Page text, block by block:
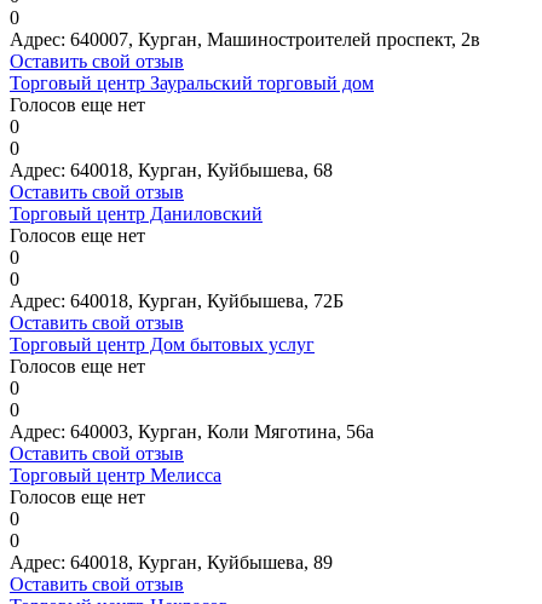
0
Адрес: 640007, Курган, Машиностроителей проспект, 2в
Оставить свой отзыв
Торговый центр Зауральский торговый дом
Голосов еще нет
0
0
Адрес: 640018, Курган, Куйбышева, 68
Оставить свой отзыв
Торговый центр Даниловский
Голосов еще нет
0
0
Адрес: 640018, Курган, Куйбышева, 72Б
Оставить свой отзыв
Торговый центр Дом бытовых услуг
Голосов еще нет
0
0
Адрес: 640003, Курган, Коли Мяготина, 56а
Оставить свой отзыв
Торговый центр Мелисса
Голосов еще нет
0
0
Адрес: 640018, Курган, Куйбышева, 89
Оставить свой отзыв